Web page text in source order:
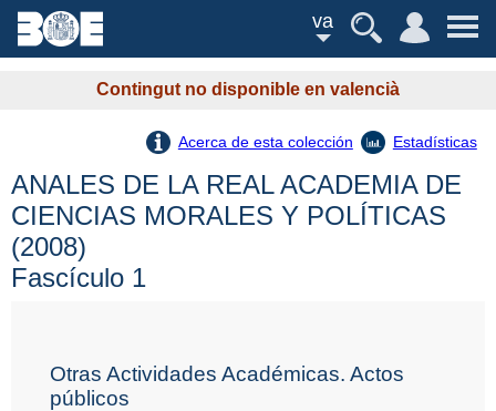
va
Contingut no disponible en valencià
Acerca de esta colección Estadísticas
ANALES DE LA REAL ACADEMIA DE
CIENCIAS MORALES Y POLÍTICAS
(2008)
Fascículo 1
Otras Actividades Académicas. Actos
públicos